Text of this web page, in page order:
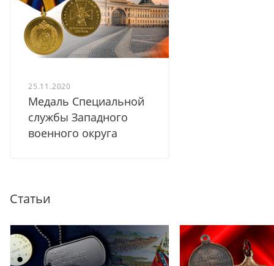
25.11.2020
Медаль Специальной
службы Западного
военного округа
Статьи